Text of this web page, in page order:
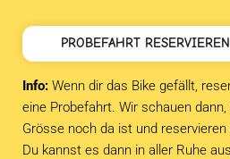
PROBEFAHRT RESERVIEREN
Info: Wenn dir das Bike gefällt,
eine Probefahrt. Wir schauen
Grösse noch da ist und
Du kannst es dann in aller Ruhe